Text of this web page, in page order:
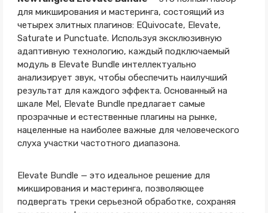
для микширования и мастеринга, состоящий из
четырех элитных плагинов: EQuivocate, Elevate,
Saturate и Punctuate. Используя эксклюзивную
адаптивную технологию, каждый подключаемый
модуль в Elevate Bundle интеллектуально
анализирует звук, чтобы обеспечить наилучший
результат для каждого эффекта. Основанный на
шкале Mel, Elevate Bundle предлагает самые
прозрачные и естественные плагины на рынке,
нацеленные на наиболее важные для человеческого
слуха участки частотного диапазона.
Elevate Bundle — это идеальное решение для
микширования и мастеринга, позволяющее
подвергать треки серьезной обработке, сохраняя